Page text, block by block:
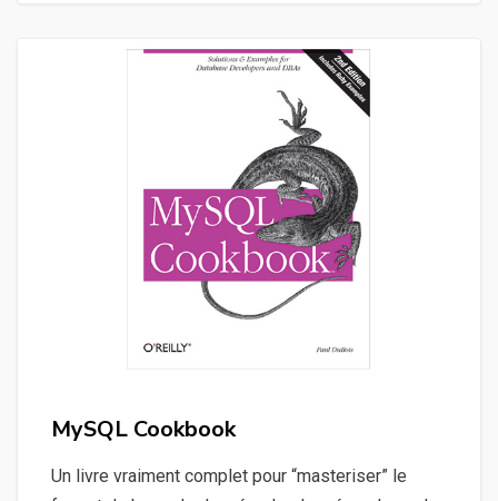
MySQL Cookbook
Un livre vraiment complet pour “masteriser” le